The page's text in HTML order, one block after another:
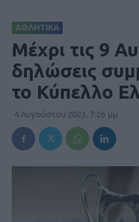
ΑΘΛΗΤΙΚΑ
Μέχρι τις 9
δηλώσεις
το Κύπελλο
4 Αυγούστου 2023, 7:26 μμ